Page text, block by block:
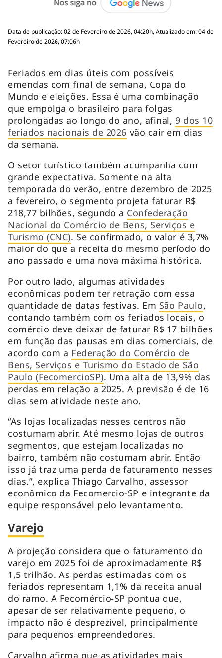
Data de publicação: 02 de Fevereiro de 2026, 04:20h, Atualizado em: 04 de
Fevereiro de 2026, 07:06h
Feriados em dias úteis com possíveis
emendas com final de semana, Copa do
Mundo e eleições. Essa é uma combinação
que empolga o brasileiro para folgas
prolongadas ao longo do ano, afinal, 9 dos 10
feriados nacionais de 2026 vão cair em dias
da semana.
O setor turístico também acompanha com
grande expectativa. Somente na alta
temporada do verão, entre dezembro de 2025
a fevereiro, o segmento projeta faturar R$
218,77 bilhões, segundo a Confederação
Nacional do Comércio de Bens, Serviços e
Turismo (CNC). Se confirmado, o valor é 3,7%
maior do que a receita do mesmo período do
ano passado e uma nova máxima histórica.
Por outro lado, algumas atividades
econômicas podem ter retração com essa
quantidade de datas festivas. Em São Paulo,
contando também com os feriados locais, o
comércio deve deixar de faturar R$ 17 bilhões
em função das pausas em dias comerciais, de
acordo com a Federação do Comércio de
Bens, Serviços e Turismo do Estado de São
Paulo (FecomercioSP). Uma alta de 13,9% das
perdas em relação a 2025. A previsão é de 16
dias sem atividade neste ano.
“As lojas localizadas nesses centros não
costumam abrir. Até mesmo lojas de outros
segmentos, que estejam localizadas no
bairro, também não costumam abrir. Então
isso já traz uma perda de faturamento nesses
dias.”, explica Thiago Carvalho, assessor
econômico da Fecomercio-SP e integrante da
equipe responsável pelo levantamento.
Varejo
A projeção considera que o faturamento do
varejo em 2025 foi de aproximadamente R$
1,5 trilhão. As perdas estimadas com os
feriados representam 1,1% da receita anual
do ramo. A Fecomércio-SP pontua que,
apesar de ser relativamente pequeno, o
impacto não é desprezível, principalmente
para pequenos empreendedores.
Carvalho afirma que as atividades mais